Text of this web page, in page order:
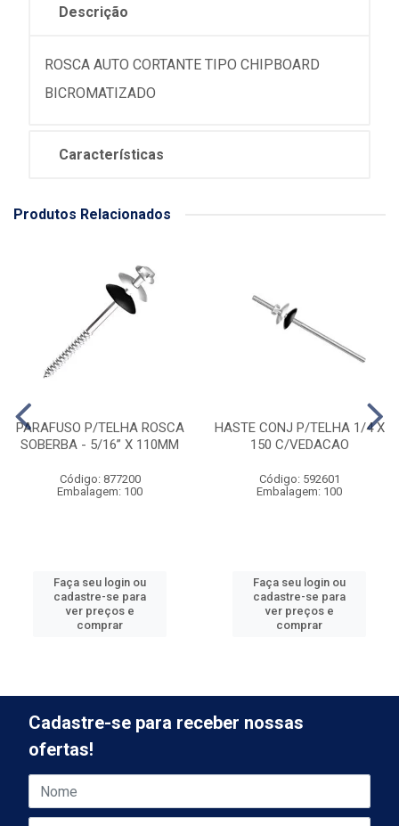
Descrição
ROSCA AUTO CORTANTE TIPO CHIPBOARD
BICROMATIZADO
Características
Produtos Relacionados
PARAFUSO P/TELHA ROSCA
SOBERBA - 5/16” X 110MM
Código: 877200
Embalagem: 100
Faça seu login ou
cadastre-se para
ver preços e
comprar
HASTE CONJ P/TELHA 1/4 X
150 C/VEDACAO
Código: 592601
Embalagem: 100
Faça seu login ou
cadastre-se para
ver preços e
comprar
Cadastre-se para receber nossas
ofertas!